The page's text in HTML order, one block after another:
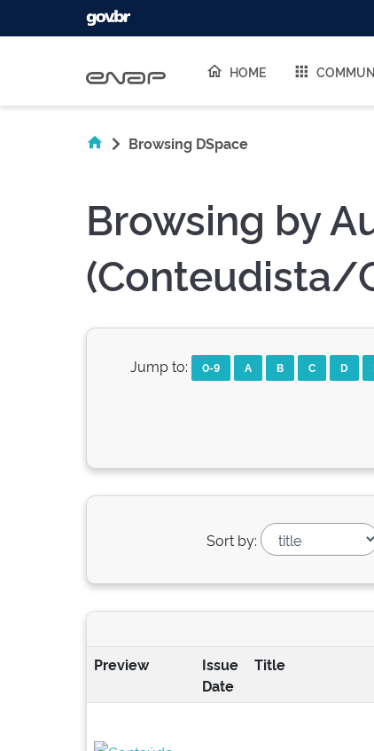
HOME
Browsing DSpace
Browsing by
(Conteudista/
Jump to: 0-9 A B C D
Sort by:
Preview
Issue
Date
Title